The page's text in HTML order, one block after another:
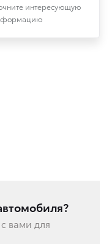
интересующую
вами для